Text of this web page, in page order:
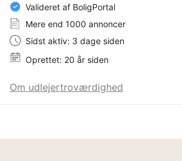
Valideret af BoligPortal
Mere end 1000 annoncer
Sidst aktiv: 3 dage siden
Oprettet: 20 år siden
Om udlejertroværdighed